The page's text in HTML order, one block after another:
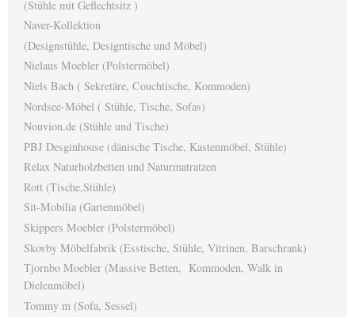
(Stühle mit Geflechtsitz )
Naver-Kollektion
(Designstühle, Designtische und Möbel)
Nielaus Moebler (Polstermöbel)
Niels Bach ( Sekretäre, Couchtische, Kommoden)
Nordsee-Möbel ( Stühle, Tische, Sofas)
Nouvion.de (Stühle und Tische)
PBJ Desginhouse (dänische Tische, Kastenmöbel, Stühle)
Relax Naturholzbetten und Naturmatratzen
Rott (Tische,Stühle)
Sit-Mobilia (Gartenmöbel)
Skippers Moebler (Polstermöbel)
Skovby Möbelfabrik (Esstische, Stühle, Vitrinen, Barschrank)
Tjornbo Moebler (Massive Betten, Kommoden, Walk in
Dielenmöbel)
Tommy m (Sofa, Sessel)